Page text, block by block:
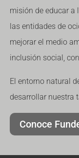
misión de educar a
las entidades de
mejorar el medio
inclusión social,
El entorno natural
desarrollar nuestra
Conoce